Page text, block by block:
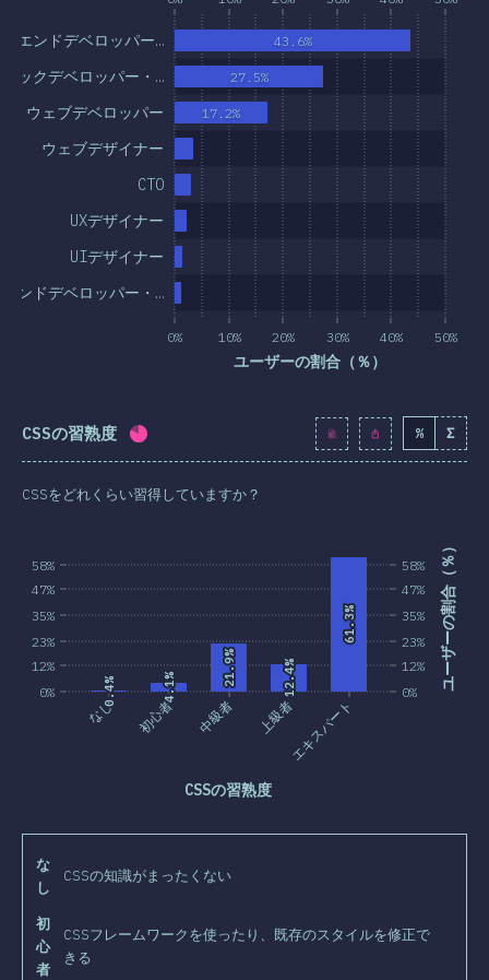
0% 10% 20% 30% 40% 50%
ユーザーの割合（％）
ンドデベロッパー・…
UIデザイナー
UXデザイナー
CTO
ウェブデザイナー
ウェブデベロッパー
ックデベロッパー・…
エンドデベロッパー…
17.2%
27.5%
43.6%
CSSの習熟度 回答記入率： 9238 ) % Σ
CSSをどれくらい習得していますか？
0%
12%
23%
35%
47%
58% ユーザーの割合（％）
なし 初心者 中級者 上級者エキスパート
CSSの習熟度
0%
12%
23%
35%
47%
58%
0.4%
0.4% 4.1%
4.1% 21.9%
21.9% 12.4%
12.4%
61.3%
61.3%
な
し
CSSの知識がまったくない
初
心
者
CSSフレームワークを使ったり、既存のスタイルを修正で
きる